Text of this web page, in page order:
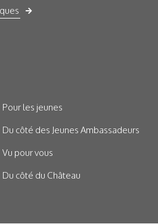
Pour les jeunes
Du côté des Jeunes Ambassadeurs
Vu pour vous
Du côté du Château